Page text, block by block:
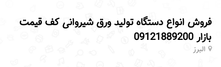
فروش انواع دستگاه تولید ورق شیروانی کف قیمت
بازار 09121889200
البرز